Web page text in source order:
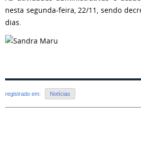
nesta segunda-feira, 22/11, sendo
dias.
registrado em: Notícias